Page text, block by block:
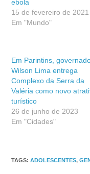
ebola
15 de fevereiro de 2021
Em "Mundo"
Em Parintins,
Wilson Lima entrega
Complexo da Serra da
Valéria como novo
turístico
26 de junho de 2023
Em "Cidades"
TAGS:ADOLESCENTES,